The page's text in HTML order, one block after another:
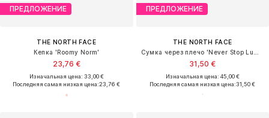
ПРЕДЛОЖЕНИЕ
THE NORTH FACE
Кепка 'Roomy Norm'
23,76 €
Изначальная цена: 33,00 €
Последняя самая низкая цена:23,76 €
ПРЕДЛОЖЕНИЕ
THE NORTH FACE
31,50 €
Изначальная цена: 45,00 €
Последняя самая низкая цена:31,50 €